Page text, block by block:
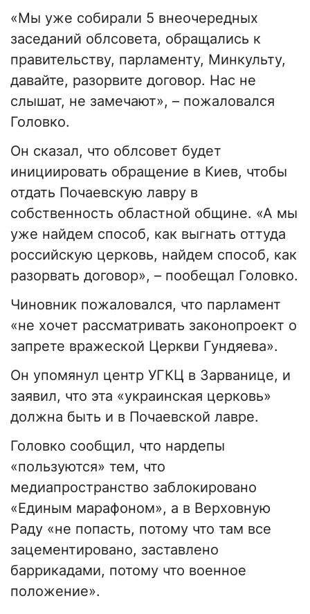
«Мы уже собирали 5 внеочередных
заседаний облсовета, обращались к
правительству, парламенту, Минкульту,
давайте, разорвите договор. Нас не
слышат, не замечают», – пожаловался
Головко.
Он сказал, что облсовет будет
инициировать обращение в Киев, чтобы
отдать Почаевскую лавру в
собственность областной общине. «А мы
уже найдем способ, как выгнать оттуда
российскую церковь, найдем способ, как
разорвать договор», – пообещал Головко.
Чиновник пожаловался, что парламент
«не хочет рассматривать законопроект о
запрете вражеской Церкви Гундяева».
Он упомянул центр УГКЦ в Зарванице, и
заявил, что эта «украинская церковь»
должна быть и в Почаевской лавре.
Головко сообщил, что нардепы
«пользуются» тем, что
медиапространство заблокировано
«Единым марафоном», а в Верховную
Раду «не попасть, потому что там все
зацементировано, заставлено
баррикадами, потому что военное
положение».